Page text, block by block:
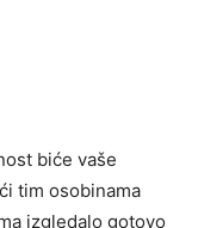
biće vaše
tim osobinama
izgledalo gotovo